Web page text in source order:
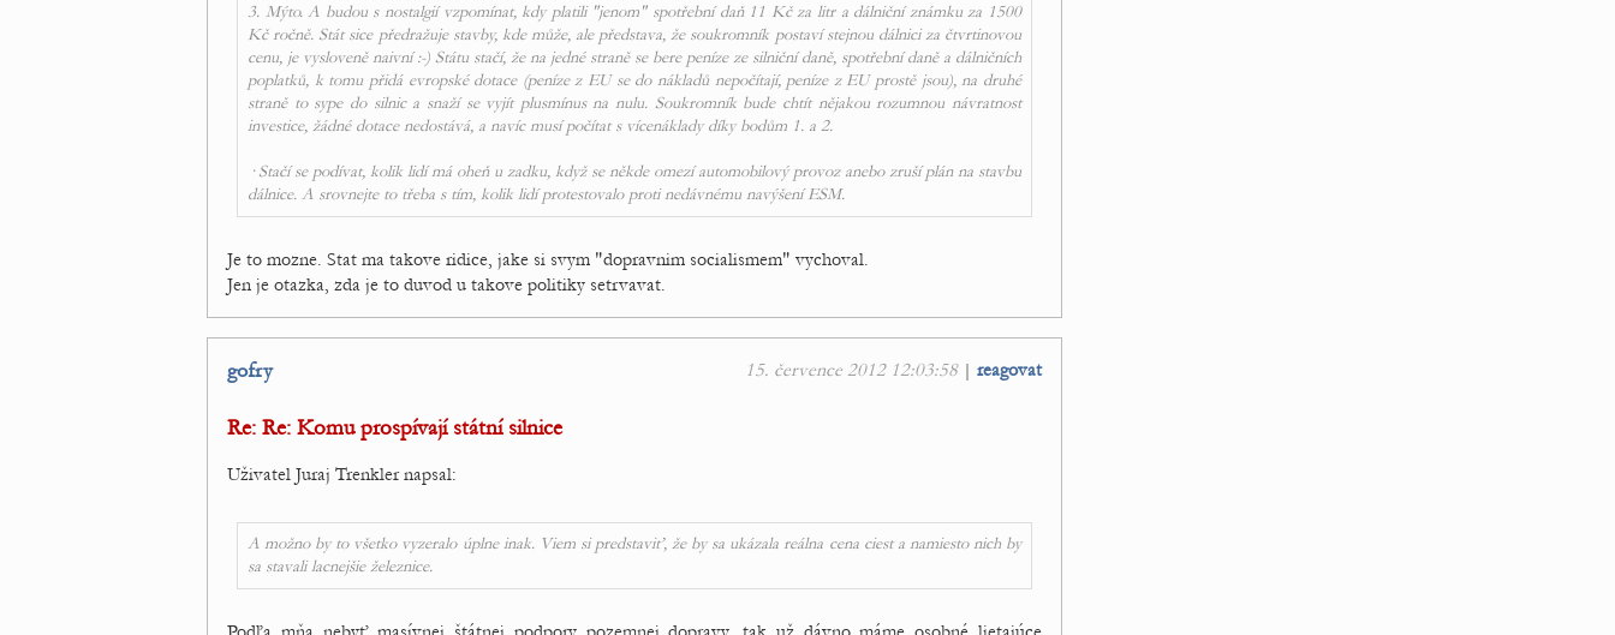
3. Mýto. A budou s nostalgií vzpomínat, kdy platili "jenom" spotřební daň 11 Kč za litr a dálniční známku za 1500
Kč ročně. Stát sice předražuje stavby, kde může, ale představa, že soukromník postaví stejnou dálnici za čtvrtinovou
cenu, je vysloveně naivní :-) Státu stačí, že na jedné straně se bere peníze ze silniční daně, spotřební daně a dálničních
poplatků, k tomu přidá evropské dotace (peníze z EU se do nákladů nepočítají, peníze z EU prostě jsou), na druhé
straně to sype do silnic a snaží se vyjít plusmínus na nulu. Soukromník bude chtít nějakou rozumnou návratnost
investice, žádné dotace nedostává, a navíc musí počítat s vícenáklady díky bodům 1. a 2.
· Stačí se podívat, kolik lidí má oheň u zadku, když se někde omezí automobilový provoz anebo zruší plán na stavbu
dálnice. A srovnejte to třeba s tím, kolik lidí protestovalo proti nedávnému navýšení ESM.
Je to mozne. Stat ma takove ridice, jake si svym "dopravnim socialismem" vychoval.
Jen je otazka, zda je to duvod u takove politiky setrvavat.
15. července 2012 12:03:58| reagovat
gofry
Re: Re: Komu prospívají státní silnice
Uživatel Juraj Trenkler napsal:
A možno by to všetko vyzeralo úplne inak. Viem si predstaviť, že by sa ukázala reálna cena ciest a namiesto nich by
sa stavali lacnejšie železnice.